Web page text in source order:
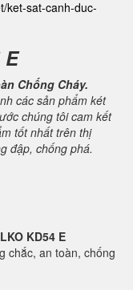
ket-sat-canh-duc-
E
Chống Cháy.
các sản phẩm két
chúng tôi cam kết
tốt nhất trên thị
đập, chống phá.
KD54 E
chắc, an toàn, chống